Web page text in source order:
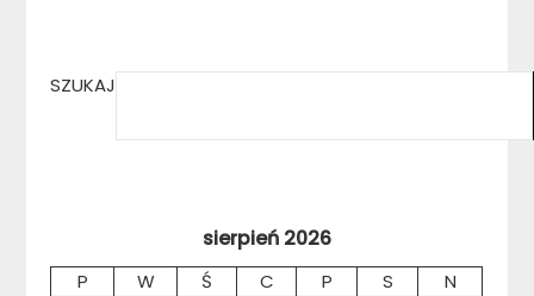
SZUKAJ
sierpień 2026
P W Ś C P S
N